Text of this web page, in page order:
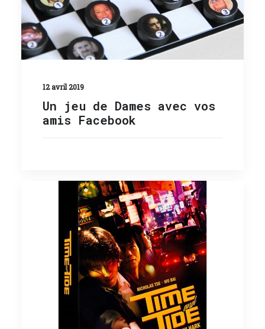
12 avril 2019
Un jeu de Dames avec vos
amis Facebook